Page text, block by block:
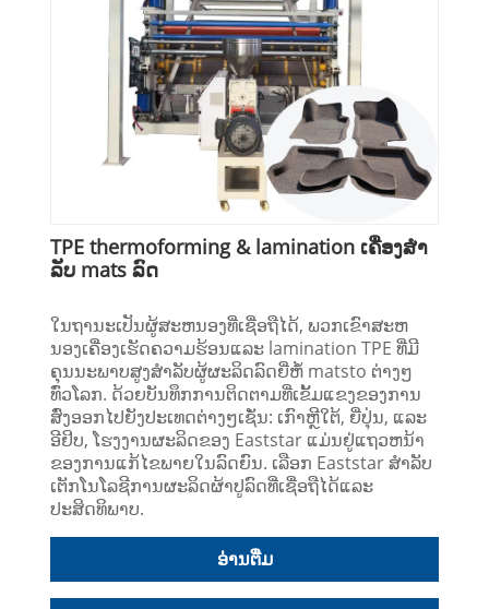
TPE thermoforming & lamination ເຄື່ອງສໍາ
ລັບ mats ລົດ
ໃນຖານະເປັນຜູ້ສະຫນອງທີ່ເຊື່ອຖືໄດ້, ພວກເຂົາສະຫ
ນອງເຄື່ອງເຮັດຄວາມຮ້ອນແລະ lamination TPE ທີ່ມີ
ຄຸນນະພາບສູງສໍາລັບຜູ້ຜະລິດລົດຍີ່ຫໍ້ matsto ຕ່າງໆ
ທົ່ວໂລກ. ດ້ວຍບັນທຶກການຕິດຕາມທີ່ເຂັ້ມແຂງຂອງການ
ສົ່ງອອກໄປຍັງປະເທດຕ່າງໆເຊັ່ນ: ເກົາຫຼີໃຕ້, ຍີ່ປຸ່ນ, ແລະ
ອີຢິບ, ໂຮງງານຜະລິດຂອງ Eaststar ແມ່ນຢູ່ແຖວຫນ້າ
ຂອງການແກ້ໄຂພາຍໃນລົດຍົນ. ເລືອກ Eaststar ສໍາລັບ
ເຕັກໂນໂລຊີການຜະລິດຜ້າປູລົດທີ່ເຊື່ອຖືໄດ້ແລະ
ປະສິດທິພາບ.
ອ່ານ​ຕື່ມ